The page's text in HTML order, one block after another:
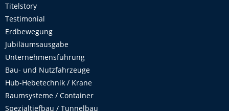
Titelstory
Testimonial
Erdbewegung
Jubiläumsausgabe
Unternehmensführung
Bau- und Nutzfahrzeuge
Hub-Hebetechnik / Krane
Raumsysteme / Container
Spezialtiefbau / Tunnelbau